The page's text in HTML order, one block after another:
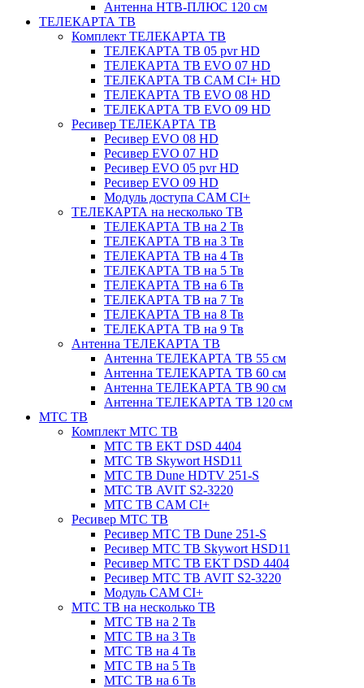
Антенна НТВ-ПЛЮС 120 см
ТЕЛЕКАРТА ТВ
Комплект ТЕЛЕКАРТА ТВ
ТЕЛЕКАРТА ТВ 05 pvr HD
ТЕЛЕКАРТА ТВ EVO 07 HD
ТЕЛЕКАРТА ТВ CAM CI+ HD
ТЕЛЕКАРТА ТВ EVO 08 HD
ТЕЛЕКАРТА ТВ EVO 09 HD
Ресивер ТЕЛЕКАРТА ТВ
Ресивер EVO 08 HD
Ресивер EVO 07 HD
Ресивер EVO 05 pvr HD
Ресивер EVO 09 HD
Модуль доступа CAM CI+
ТЕЛЕКАРТА на несколько ТВ
ТЕЛЕКАРТА ТВ на 2 Тв
ТЕЛЕКАРТА ТВ на 3 Тв
ТЕЛЕКАРТА ТВ на 4 Тв
ТЕЛЕКАРТА ТВ на 5 Тв
ТЕЛЕКАРТА ТВ на 6 Тв
ТЕЛЕКАРТА ТВ на 7 Тв
ТЕЛЕКАРТА ТВ на 8 Тв
ТЕЛЕКАРТА ТВ на 9 Тв
Антенна ТЕЛЕКАРТА ТВ
Антенна ТЕЛЕКАРТА ТВ 55 см
Антенна ТЕЛЕКАРТА ТВ 60 см
Антенна ТЕЛЕКАРТА ТВ 90 см
Антенна ТЕЛЕКАРТА ТВ 120 см
МТС ТВ
Комплект МТС ТВ
МТС ТВ EKT DSD 4404
МТС ТВ Skywort HSD11
МТС ТВ Dune HDTV 251-S
МТС ТВ AVIT S2-3220
МТС ТВ CAM CI+
Ресивер МТС ТВ
Ресивер МТС ТВ Dune 251-S
Ресивер МТС ТВ Skywort HSD11
Ресивер МТС ТВ EKT DSD 4404
Ресивер МТС ТВ AVIT S2-3220
Модуль CAM CI+
МТС ТВ на несколько ТВ
МТС ТВ на 2 Тв
МТС ТВ на 3 Тв
МТС ТВ на 4 Тв
МТС ТВ на 5 Тв
МТС ТВ на 6 Тв